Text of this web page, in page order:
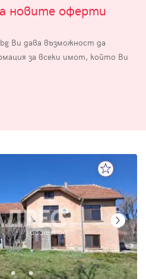
новите оферти
Ви дава възможност да
за всеки имот, който Ви